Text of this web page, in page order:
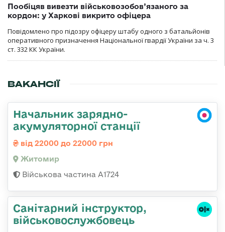
Пообіцяв вивезти військовозобов’язаного за
кордон: у Харкові викрито офіцера
Повідомлено про підозру офіцеру штабу одного з батальйонів
оперативного призначення Національної гвардії України за ч. 3
ст. 332 КК України.
ВАКАНСІЇ
Начальник зарядно-
акумуляторної станції
від 22000 до 22000 грн
Житомир
Військова частина А1724
Санітарний інструктор,
військовослужбовець